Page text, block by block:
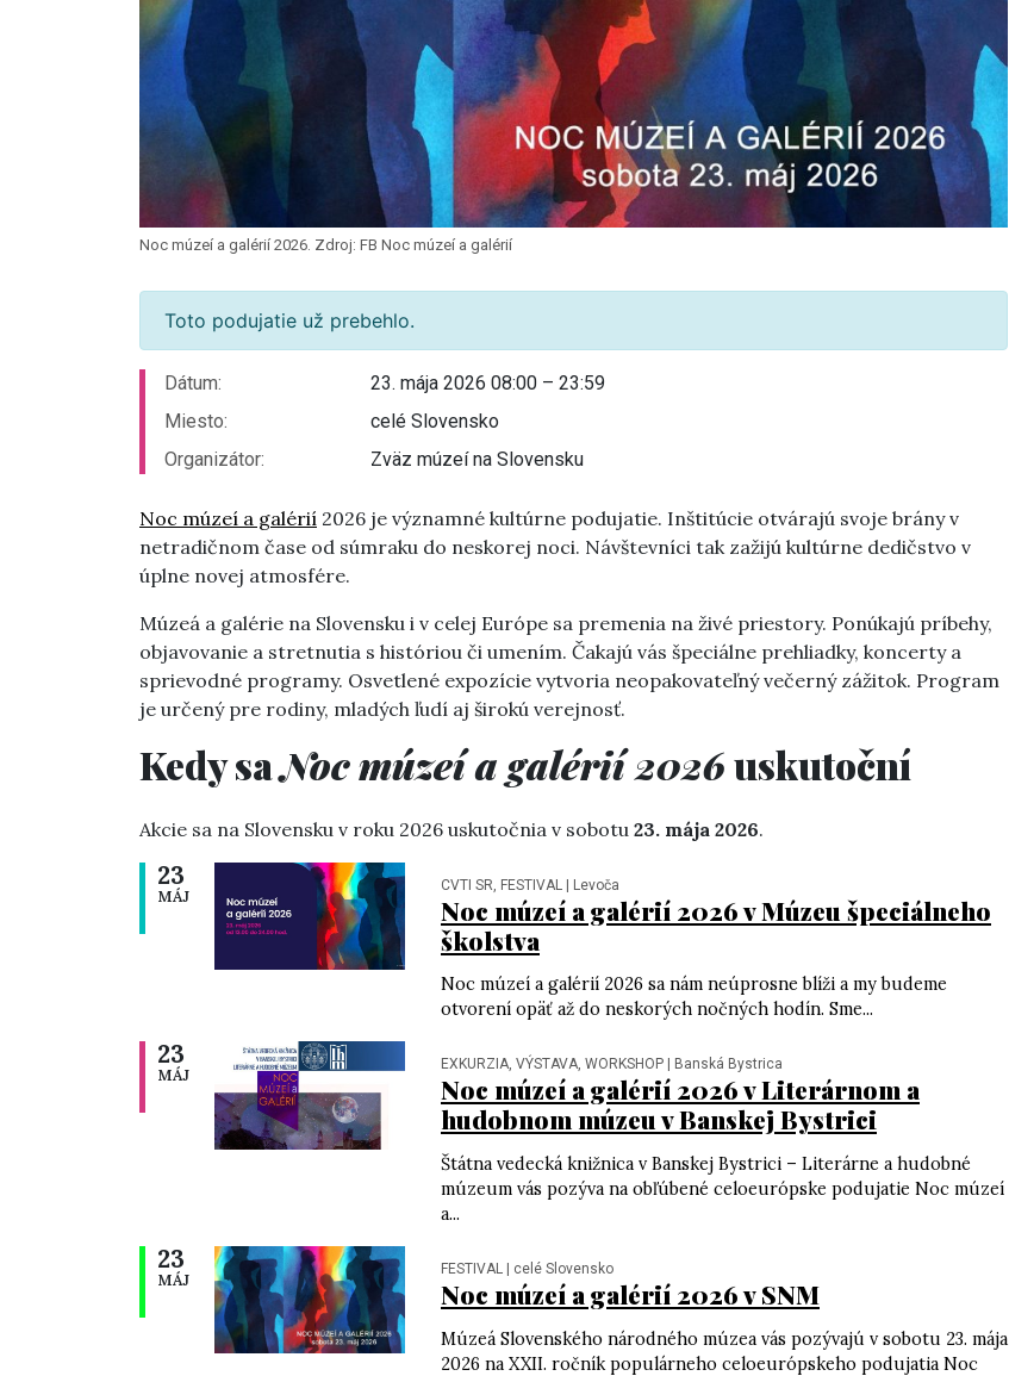
Noc múzeí a galérií 2026. Zdroj: FB Noc múzeí a galérií
Toto podujatie už prebehlo.
Dátum:
23. mája 2026 08:00 – 23:59
Miesto:
celé Slovensko
Organizátor:
Zväz múzeí na Slovensku
Noc múzeí a galérií 2026 je významné kultúrne podujatie. Inštitúcie otvárajú svoje brány v
netradičnom čase od súmraku do neskorej noci. Návštevníci tak zažijú kultúrne dedičstvo v
úplne novej atmosfére.
Múzeá a galérie na Slovensku i v celej Európe sa premenia na živé priestory. Ponúkajú príbehy,
objavovanie a stretnutia s históriou či umením. Čakajú vás špeciálne prehliadky, koncerty a
sprievodné programy. Osvetlené expozície vytvoria neopakovateľný večerný zážitok. Program
je určený pre rodiny, mladých ľudí aj širokú verejnosť.
Kedy saNoc múzeí a galérií 2026uskutoční
Akcie sa na Slovensku v roku 2026 uskutočnia v sobotu 23. mája 2026.
23
MÁJ
CVTI SR, FESTIVAL | Levoča
Noc múzeí a galérií 2026 v Múzeu špeciálneho
školstva
Noc múzeí a galérií 2026 sa nám neúprosne blíži a my budeme
otvorení opäť až do neskorých nočných hodín. Sme...
23
MÁJ
EXKURZIA, VÝSTAVA, WORKSHOP | Banská Bystrica
Noc múzeí a galérií 2026 v Literárnom a
hudobnom múzeu v Banskej Bystrici
Štátna vedecká knižnica v Banskej Bystrici – Literárne a hudobné
múzeum vás pozýva na obľúbené celoeurópske podujatie Noc múzeí
a...
23
MÁJ
FESTIVAL | celé Slovensko
Noc múzeí a galérií 2026 v SNM
Múzeá Slovenského národného múzea vás pozývajú v sobotu 23. mája
2026 na XXII. ročník populárneho celoeurópskeho podujatia Noc